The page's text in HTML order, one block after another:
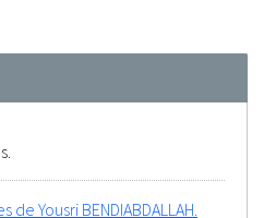
Yousri BENDIABDALLAH.